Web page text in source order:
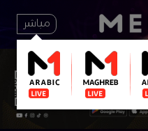
مباشر